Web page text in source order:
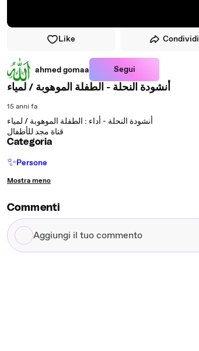
Like Condividi
ahmed gomaa Segui
أنشودة النحلة - الطفلة الموهوبة / لمياء
15 anni fa
أنشودة النحلة - أداء : الطفلة الموهوبة / لمياء
قناة مجد للأطفال
Categoria
✨Persone
Mostra meno
Commenti
Aggiungi
il